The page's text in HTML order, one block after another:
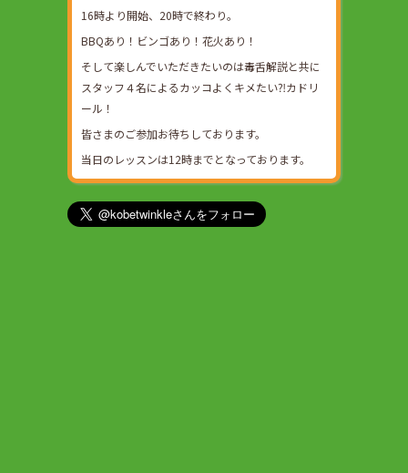
16時より開始、20時で終わり。
BBQあり！ビンゴあり！花火あり！
そして楽しんでいただきたいのは毒舌解説と共に
スタッフ４名によるカッコよくキメたい⁈カドリ
ール！
皆さまのご参加お待ちしております。
当日のレッスンは12時までとなっております。